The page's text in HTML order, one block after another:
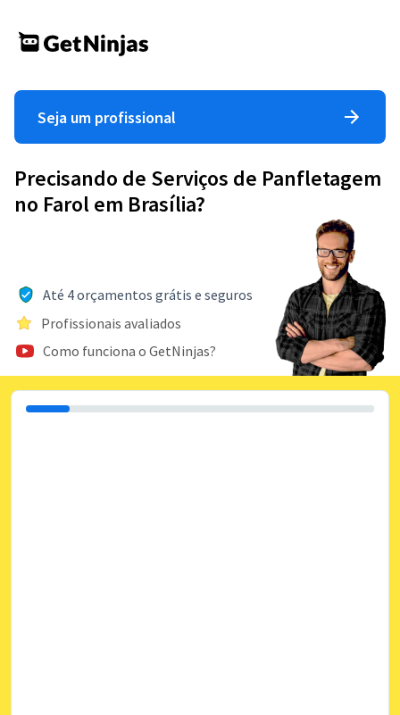
Seja um profissional
Precisando de Serviços de Panfletagem
no Farol em Brasília?
Até 4 orçamentos grátis e seguros
Profissionais avaliados
Como funciona o GetNinjas?